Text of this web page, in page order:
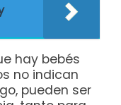
hay bebés
no indican
pueden ser